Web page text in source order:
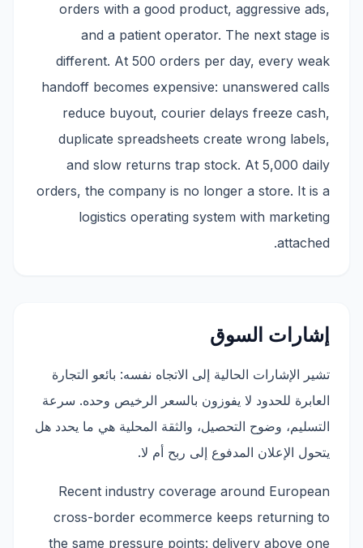
orders with a good product, aggressive ads,
and a patient operator. The next stage is
different. At 500 orders per day, every weak
handoff becomes expensive: unanswered calls
reduce buyout, courier delays freeze cash,
duplicate spreadsheets create wrong labels,
and slow returns trap stock. At 5,000 daily
orders, the company is no longer a store. It is a
logistics operating system with marketing
attached.
إشارات السوق
تشير الإشارات الحالية إلى الاتجاه نفسه: بائعو التجارة
العابرة للحدود لا يفوزون بالسعر الرخيص وحده. سرعة
التسليم، وضوح التحصيل، والثقة المحلية هي ما يحدد هل
يتحول الإعلان المدفوع إلى ربح أم لا.
Recent industry coverage around European
cross-border ecommerce keeps returning to
the same pressure points: delivery above one